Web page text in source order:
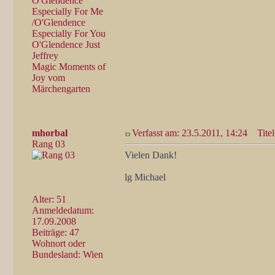
Especially For Me
/O'Glendence
Especially For You
O'Glendence Just
Jeffrey
Magic Moments of
Joy vom
Märchengarten
mhorbal
Rang 03
Alter: 51
Anmeldedatum:
17.09.2008
Beiträge: 47
Wohnort oder
Bundesland: Wien
Verfasst am: 23.5.2011, 14:24
Vielen Dank!
lg Michael